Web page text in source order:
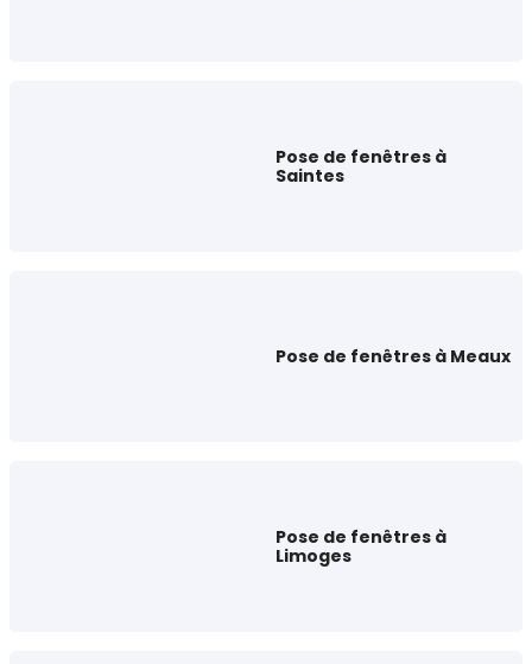
Pose de fenêtres à
Saintes
Pose de fenêtres à Meaux
Pose de fenêtres à
Limoges